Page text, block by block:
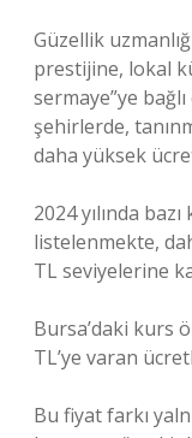
Güzellik
prestijine, lokal
sermaye”ye
şehirlerde,
daha yüksek
2024 yılında
listelenmekte,
TL seviyelerine
Bursa’daki kurs
TL’ye varan
Bu fiyat farkı